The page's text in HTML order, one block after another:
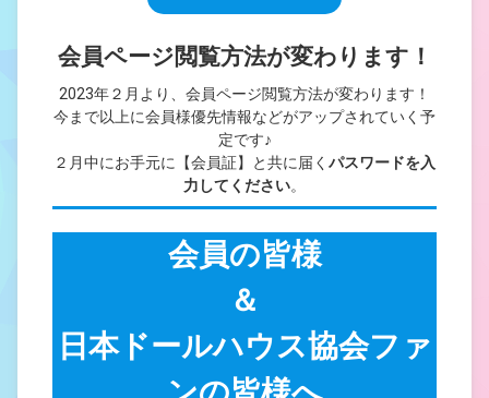
会員ページ閲覧方法が変わります！
2023年２月より、会員ページ閲覧方法が変わります！
今まで以上に会員様優先情報などがアップされていく予
定です♪
２月中にお手元に【会員証】と共に届く パスワードを入
力してください。
会員の皆様
＆
日本ドールハウス協会ファ